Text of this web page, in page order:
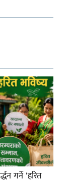
गर्ने ‘हरित